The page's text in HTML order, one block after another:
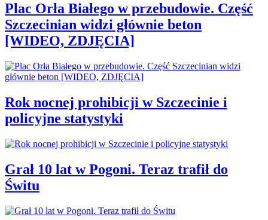
Plac Orła Białego w przebudowie. Część
Szczecinian widzi głównie beton
[WIDEO, ZDJĘCIA]
Rok nocnej prohibicji w Szczecinie i
policyjne statystyki
Grał 10 lat w Pogoni. Teraz trafił do
Świtu